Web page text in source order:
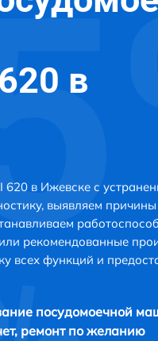
в
в Ижевске с
выявляем
рекомендованные
всех функций и
посудомоечной
ремонт по желанию